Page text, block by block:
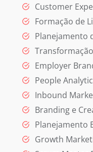
Customer
Formação de
Planejamento
Employer
People
Inbound
Branding e
Planejamento
Growth